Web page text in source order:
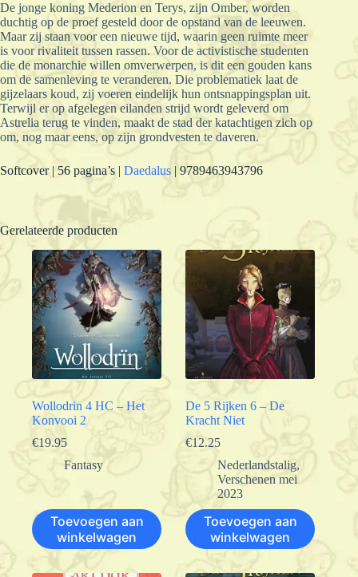
De jonge koning Mederion en Terys, zijn Omber, worden
duchtig op de proef gesteld door de opstand van de leeuwen.
Maar zij staan voor een nieuwe tijd, waarin geen ruimte meer
is voor rivaliteit tussen rassen. Voor de activistische studenten
die de monarchie willen omverwerpen, is dit een gouden kans
om de samenleving te veranderen. Die problematiek laat de
gijzelaars koud, zij voeren eindelijk hun ontsnappingsplan uit.
Terwijl er op afgelegen eilanden strijd wordt geleverd om
Astrelia terug te vinden, maakt de stad der katachtigen zich op
om, nog maar eens, op zijn grondvesten te daveren.
Softcover | 56 pagina’s | Daedalus | 9789463943796
Gerelateerde producten
Wollodrin 4 HC – Het
Konvooi 2
€19.95
Fantasy
Toevoegen aan
winkelwagen
De 5 Rijken 6 – De
Kracht Niet
€12.25
Nederlandstalig,
Verschenen mei
2023
Toevoegen aan
winkelwagen